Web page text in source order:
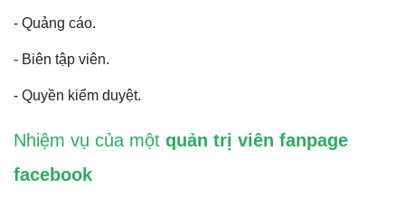
- Quảng cáo.
- Biên tập viên.
- Quyền kiểm duyệt.
Nhiệm vụ của một quản trị viên fanpage
facebook